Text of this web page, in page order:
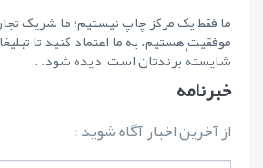
ما فقط یک مرکز چاپ نیستیم؛ ما شریک
موفقیت هستیم. به ما اعتماد کنید تا
شایستهٔ برندتان است، دیده شود. .
خبرنامه
از آخرین اخبار آگاه شوید :